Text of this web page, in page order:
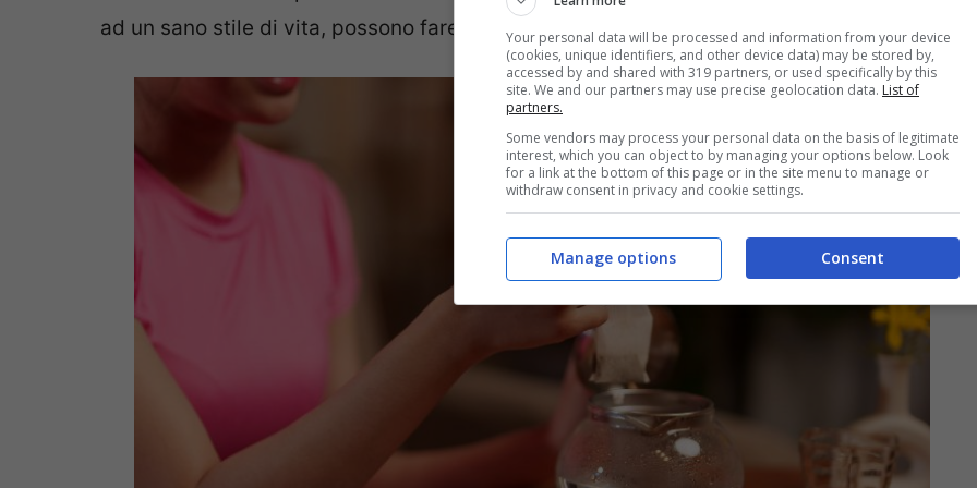
ad un sano stile di vita, possono fare la differenza.Your personal data will be processed and information from your device
(cookies, unique identifiers, and other device data) may be stored by,
accessed by and shared with 319 partners, or used specifically by this
site. We and our partners may use precise geolocation data. List of
partners.
Some vendors may process your personal data on the basis of legitimate
interest, which you can object to by managing your options below. Look
for a link at the bottom of this page or in the site menu to manage or
withdraw consent in privacy and cookie settings.
Consent
Manage options